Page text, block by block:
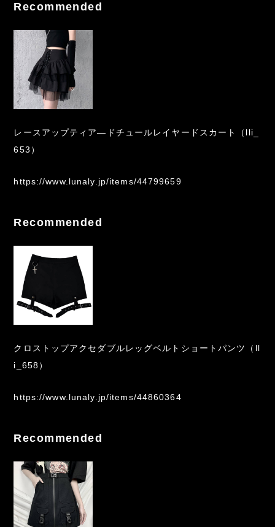
Recommended
レースアップティア―ドチュールレイヤードスカート（lli_
653）
https://www.lunaly.jp/items/44799659
Recommended
クロストップアクセダブルレッグベルトショートパンツ（ll
i_658）
https://www.lunaly.jp/items/44860364
Recommended